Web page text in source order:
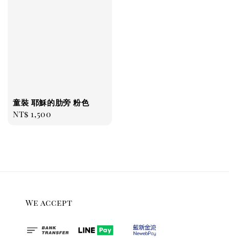
童裝 耶穌的肋旁 粉色
Regular
NT$ 1,500
We accept